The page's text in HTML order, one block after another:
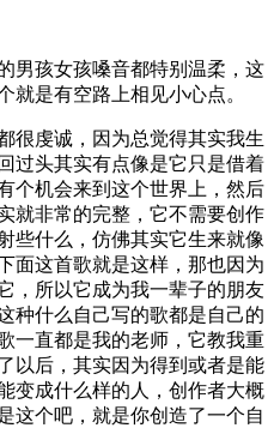
男孩女孩嗓音都特别温柔，这
就是有空路上相见小心点。
很虔诚，因为总觉得其实我生
过头其实有点像是它只是借着
个机会来到这个世界上，然后
就非常的完整，它不需要创作
些什么，仿佛其实它生来就像
面这首歌就是这样，那也因为
，所以它成为我一辈子的朋友
种什么自己写的歌都是自己的
一直都是我的老师，它教我重
以后，其实因为得到或者是能
变成什么样的人，创作者大概
这个吧，就是你创造了一个自